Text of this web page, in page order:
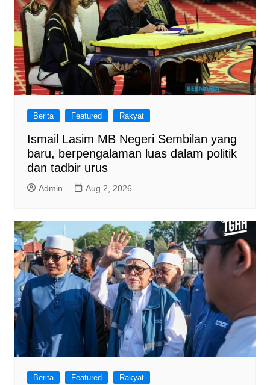
Berita Featured Rakyat
Ismail Lasim MB Negeri Sembilan yang
baru, berpengalaman luas dalam politik
dan tadbir urus
Admin Aug 2, 2026
Berita Featured Rakyat